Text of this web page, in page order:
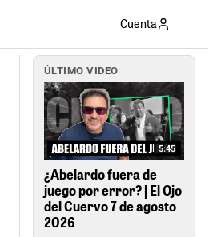
Cuenta
ÚLTIMO VIDEO
5:45
¿Abelardo fuera de
juego por error? | El Ojo
del Cuervo 7 de agosto
2026